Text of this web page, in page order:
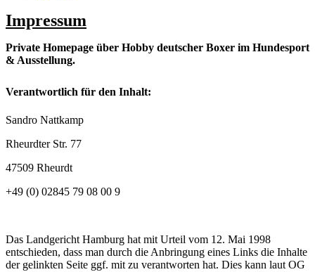
Impressum
Private Homepage über Hobby deutscher Boxer im Hundesport
& Ausstellung.
Verantwortlich für den Inhalt:
Sandro Nattkamp
Rheurdter Str. 77
47509 Rheurdt
+49 (0) 02845 79 08 00 9
Das Landgericht Hamburg hat mit Urteil vom 12. Mai 1998
entschieden, dass man durch die Anbringung eines Links die Inhalte
der gelinkten Seite ggf. mit zu verantworten hat. Dies kann laut OG